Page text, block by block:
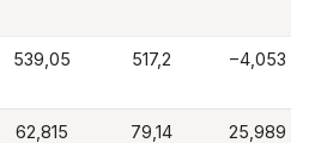
539,05 517,2 −4,053 %
62,815 79,14 25,989 %